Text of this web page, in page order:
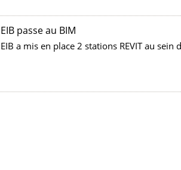
EIB passe au BIM
EIB a mis en place 2 stations REVIT au sein